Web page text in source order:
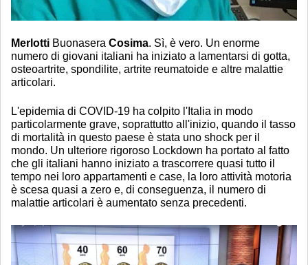
Merlotti Buonasera Cosima. Sì, è vero. Un enorme
numero di giovani italiani ha iniziato a lamentarsi di gotta,
osteoartrite, spondilite, artrite reumatoide e altre malattie
articolari.
L'epidemia di COVID-19 ha colpito l'Italia in modo
particolarmente grave, soprattutto all'inizio, quando il tasso
di mortalità in questo paese è stata uno shock per il
mondo. Un ulteriore rigoroso Lockdown ha portato al fatto
che gli italiani hanno iniziato a trascorrere quasi tutto il
tempo nei loro appartamenti e case, la loro attività motoria
è scesa quasi a zero e, di conseguenza, il numero di
malattie articolari è aumentato senza precedenti.